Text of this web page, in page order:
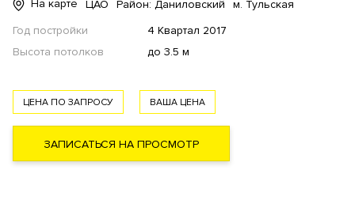
На карте ЦАО Район: Даниловский
м. Тульская
Год постройки
4 Квартал 2017
Высота потолков
до 3.5 м
ЦЕНА ПО ЗАПРОСУ ВАША ЦЕНА
ЗАПИСАТЬСЯ НА ПРОСМОТР